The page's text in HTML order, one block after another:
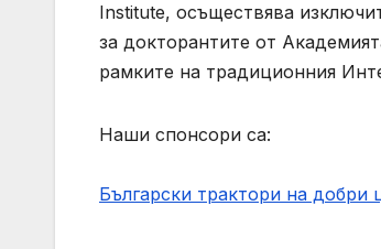
Institute, осъществява
за докторантите от
рамките на традиционния
Наши спонсори са:
Български трактори на добри